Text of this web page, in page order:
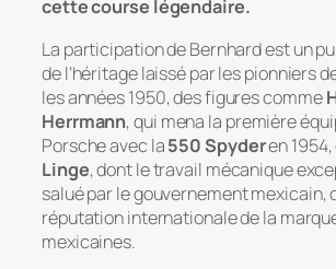
cette course légendaire.
La participation de Bernhard est un
de l’héritage laissé par les pionniers
les années 1950, des figures comme
Herrmann, qui mena la première
Porsche avec la550 Spyderen 1954,
Linge, dont le travail mécanique
salué par le gouvernement mexicain,
réputation internationale de la
mexicaines.